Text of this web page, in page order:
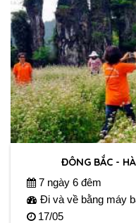
ĐÔNG BẮC -
7 ngày 6 đêm
Đi và về bằng máy
17/05